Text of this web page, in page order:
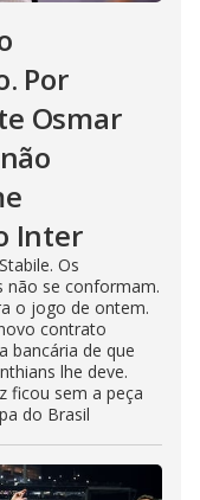
Por
Osmar
Inter
Os
não se conformam.
o jogo de ontem.
contrato
bancária de que
lhe deve.
ficou sem a peça
do Brasil